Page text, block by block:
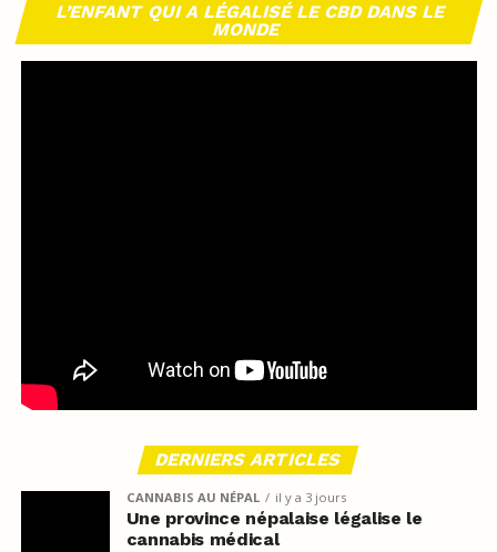
L’ENFANT QUI A LÉGALISÉ LE CBD DANS LE
MONDE
DERNIERS ARTICLES
CANNABIS AU NÉPAL il y a 3 jours
Une province népalaise légalise le
cannabis médical